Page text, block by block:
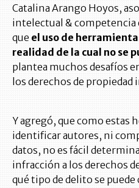
Catalina Arango Hoyos,
intelectual & competencia
que el uso de
realidad de la cual no se
plantea muchos desafíos
los derechos de propiedad
Y agregó, que como
identificar autores, ni
datos, no es fácil
infracción a los derechos
qué tipo de delito se puede